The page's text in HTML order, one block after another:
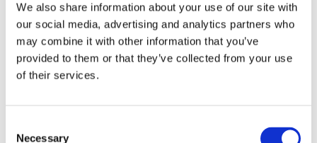
We also share information about your use of our site with
our social media, advertising and analytics partners who
may combine it with other information that you’ve
provided to them or that they’ve collected from your use
of their services.
Necessary